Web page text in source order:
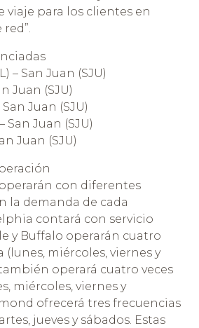
viaje para los clientes en
– San Juan (SJU)
Juan (SJU)
Juan (SJU)
San Juan (SJU)
Juan (SJU)
con diferentes
la demanda de cada
contará con servicio
y Buffalo operarán cuatro
(lunes, miércoles, viernes y
operará cuatro veces
miércoles, viernes y
ofrecerá tres frecuencias
jueves y sábados. Estas